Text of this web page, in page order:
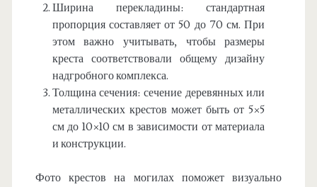
Ширина перекладины: стандартная
пропорция составляет от 50 до 70 см. При
этом важно учитывать, чтобы размеры
креста соответствовали общему дизайну
надгробного комплекса.
Толщина сечения: сечение деревянных или
металлических крестов может быть от 5×5
см до 10×10 см в зависимости от материала
и конструкции.
Фото крестов на могилах поможет визуально